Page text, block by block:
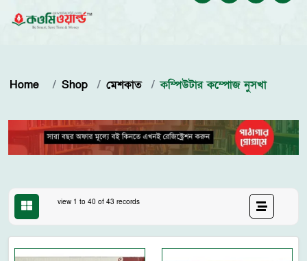
Home Shop মেশকাত কম্পিউটার কম্পোজ নুসখা
view 1 to 40 of 43 records